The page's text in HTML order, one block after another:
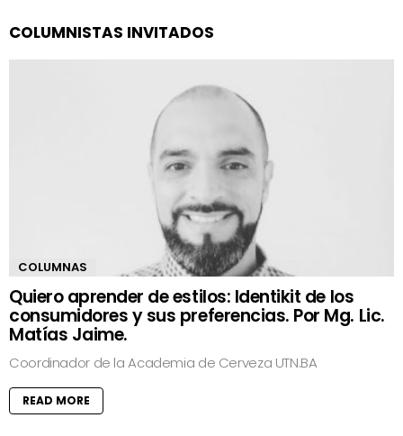
COLUMNISTAS INVITADOS
COLUMNAS
Quiero aprender de estilos: Identikit de los
consumidores y sus preferencias. Por Mg. Lic.
Matías Jaime.
Coordinador de la Academia de Cerveza UTN.BA
READ MORE